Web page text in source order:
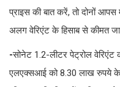
प्राइस की बात करें, तो दोनों
अलग वेरिएंट के हिसाब से कीमत
-सोनेट 1.2-लीटर पेट्रोल वेरिएंट
एलएक्सआई को 8.30 लाख रुपये